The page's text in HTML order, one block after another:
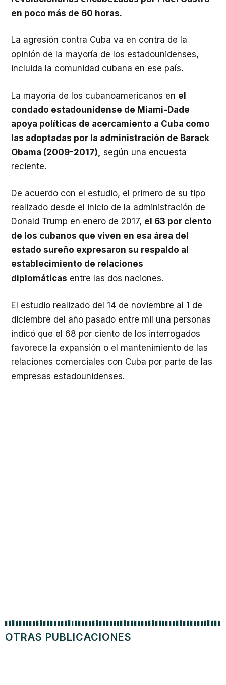
en poco más de 60 horas.
La agresión contra Cuba va en contra de la
opinión de la mayoría de los estadounidenses,
incluida la comunidad cubana en ese país.
La mayoría de los cubanoamericanos en el
condado estadounidense de Miami-Dade
apoya políticas de acercamiento a Cuba como
las adoptadas por la administración de Barack
Obama (2009-2017), según una encuesta
reciente.
De acuerdo con el estudio, el primero de su tipo
realizado desde el inicio de la administración de
Donald Trump en enero de 2017, el 63 por ciento
de los cubanos que viven en esa área del
estado sureño expresaron su respaldo al
establecimiento de relaciones
diplomáticas entre las dos naciones.
El estudio realizado del 14 de noviembre al 1 de
diciembre del año pasado entre mil una personas
indicó que el 68 por ciento de los interrogados
favorece la expansión o el mantenimiento de las
relaciones comerciales con Cuba por parte de las
empresas estadounidenses.
OTRAS PUBLICACIONES